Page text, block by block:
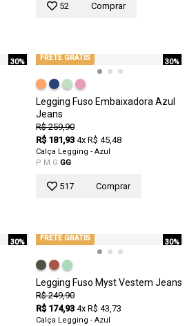
52 Comprar
30% 30%
FRETE GRÁTIS
Legging Fuso Embaixadora Azul
Jeans
R$ 259,90
R$ 181,93 4x R$ 45,48
Calça Legging - Azul
P M G GG
517 Comprar
30% 30%
FRETE GRÁTIS
Legging Fuso Myst Vestem Jeans
R$ 249,90
R$ 174,93 4x R$ 43,73
Calça Legging - Azul